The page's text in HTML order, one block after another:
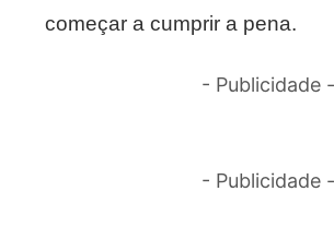
começar a cumprir a pena.
- Publicidade -
- Publicidade -